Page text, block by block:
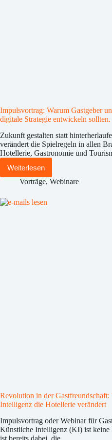
Impulsvortrag: Warum Gastgeber
digitale Strategie entwickeln sollten.
Zukunft gestalten statt
verändert die Spielregeln in allen
Hotellerie, Gastronomie und
WeiterlesenImpulsvortrag:
Warum
Gastgeber
Hoteliers
Vorträge, Webinare
Revolution in der
Intelligenz die Hotellerie verändert
Impulsvortrag oder Webinar für
Künstliche Intelligenz (KI) ist keine
ist bereits dabei, die…